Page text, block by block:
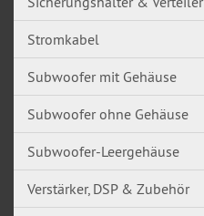
Stromkabel
Subwoofer mit Gehäuse
Subwoofer ohne Gehäuse
Subwoofer-Leergehäuse
Verstärker, DSP & Zubehör